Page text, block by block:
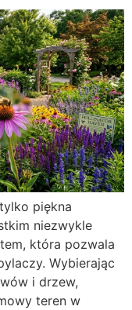
piękna
niezwykle
która pozwala
Wybierając
i drzew,
teren w